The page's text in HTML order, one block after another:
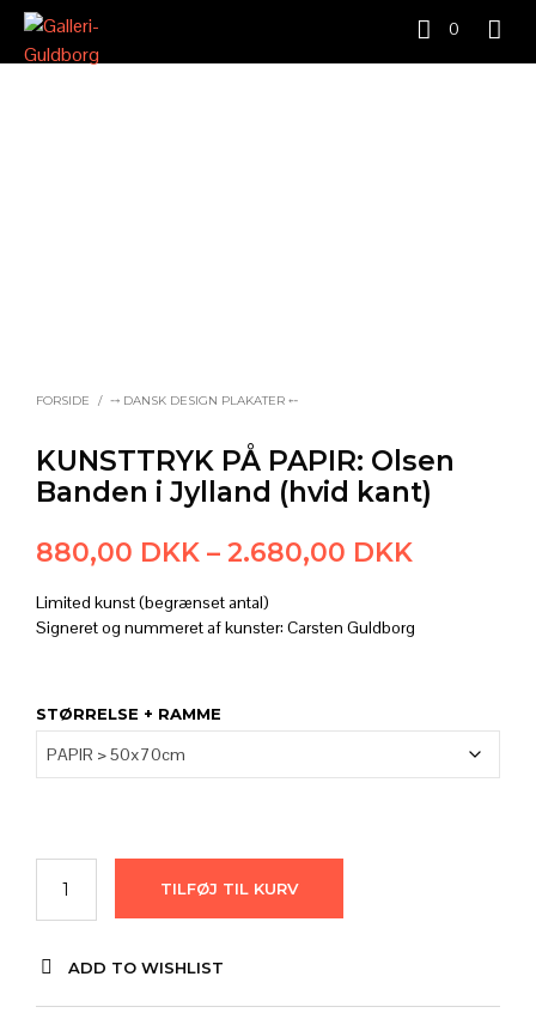
0
FORSIDE / ⤍ DANSK DESIGN PLAKATER ⤌
KUNSTTRYK PÅ PAPIR: Olsen
Banden i Jylland (hvid kant)
880,00 DKK – 2.680,00 DKK
til
Limited kunst (begrænset antal)
Signeret og nummeret af kunster: Carsten Guldborg
STØRRELSE + RAMME
TILFØJ TIL KURV
ADD TO WISHLIST